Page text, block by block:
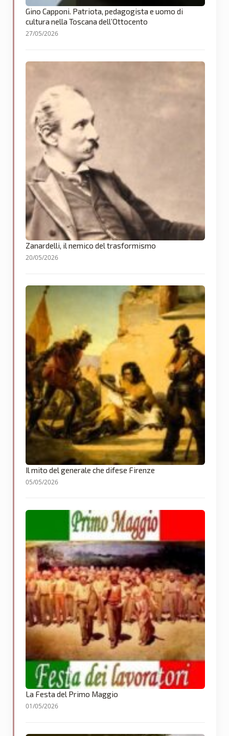
Gino Capponi. Patriota, pedagogista e uomo di
cultura nella Toscana dell’Ottocento
27/05/2026
Zanardelli, il nemico del trasformismo
20/05/2026
Il mito del generale che difese Firenze
05/05/2026
La Festa del Primo Maggio
01/05/2026